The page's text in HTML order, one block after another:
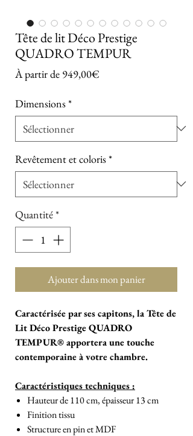
Tête de lit Déco Prestige
QUADRO TEMPUR
À partir de 949,00€
Dimensions*
Revêtement et coloris*
Quantité*
Ajouter dans mon panier
Caractérisée par ses capitons, la Tête de
Lit Déco Prestige QUADRO
TEMPUR® apportera une touche
contemporaine à votre chambre.
Caractéristiques techniques :
Hauteur de 110 cm, épaisseur 13 cm
Finition tissu
Structure en pin et MDF